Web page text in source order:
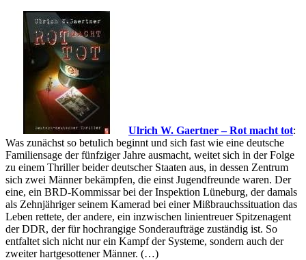
Ulrich W. Gaertner – Rot macht tot:
Was zunächst so betulich beginnt und sich fast wie eine deutsche
Familiensage der fünfziger Jahre ausmacht, weitet sich in der Folge
zu einem Thriller beider deutscher Staaten aus, in dessen Zentrum
sich zwei Männer bekämpfen, die einst Jugendfreunde waren. Der
eine, ein BRD-Kommissar bei der Inspektion Lüneburg, der damals
als Zehnjähriger seinem Kamerad bei einer Mißbrauchssituation das
Leben rettete, der andere, ein inzwischen linientreuer Spitzenagent
der DDR, der für hochrangige Sonderaufträge zuständig ist. So
entfaltet sich nicht nur ein Kampf der Systeme, sondern auch der
zweiter hartgesottener Männer. (…)